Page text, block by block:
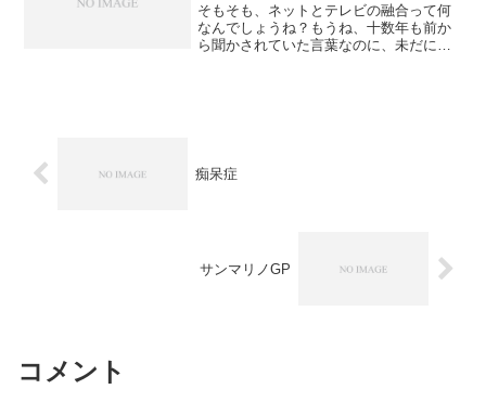
そもそも、ネットとテレビの融合って何
なんでしょうね？もうね、十数年も前か
ら聞かされていた言葉なのに、未だに正
痴呆症
サンマリノGP
コメント